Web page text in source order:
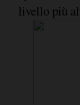
livello più